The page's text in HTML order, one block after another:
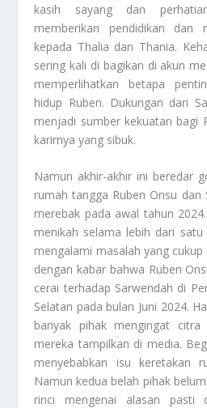
kasih sayang dan
memberikan pendidikan
kepada Thalia dan Thania.
sering kali di bagikan di akun
memperlihatkan betapa
hidup Ruben. Dukungan dari
menjadi sumber kekuatan bagi
karirnya yang sibuk.
Namun akhir-akhir ini beredar
rumah tangga Ruben Onsu dan
merebak pada awal tahun
menikah selama lebih dari
mengalami masalah yang
dengan kabar bahwa Ruben
cerai terhadap Sarwendah di
Selatan pada bulan Juni 2024.
banyak pihak mengingat
mereka tampilkan di media.
menyebabkan isu keretakan
Namun kedua belah pihak
rinci mengenai alasan pasti